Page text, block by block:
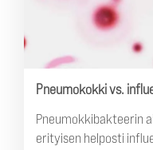
Pneumokokki vs.
Pneumokkibakteerin
erityisen helposti